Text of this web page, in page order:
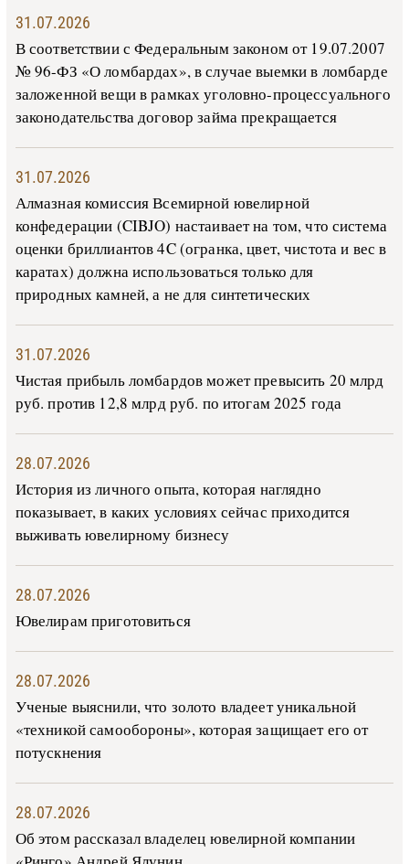
31.07.2026
В со­о­т­вет­ствии с Фе­де­раль­ным за­ко­ном от 19.07.2007
№ 96-ФЗ «О ло­м­бар­дах», в слу­чае вы­е­м­ки в ло­м­бар­де
за­ло­жен­ной ве­щи в ра­м­ках уго­ло­в­но-­про­цес­су­аль­но­го
за­ко­но­да­тель­ства до­го­вор зай­ма пре­кра­ща­ет­ся
31.07.2026
Алмазная комиссия Всемирной ювелирной
конфедерации (CIBJO) настаивает на том, что система
оценки бриллиантов 4C (огранка, цвет, чистота и вес в
каратах) должна использоваться только для
природных камней, а не для синтетических
31.07.2026
Чистая прибыль ломбардов может превысить 20 млрд
руб. против 12,8 млрд руб. по итогам 2025 года
28.07.2026
История из личного опыта, которая наглядно
показывает, в каких условиях сейчас приходится
выживать ювелирному бизнесу
28.07.2026
Ювелирам приготовиться
28.07.2026
Ученые выяснили, что золото владеет уникальной
«техникой самообороны», которая защищает его от
потускнения
28.07.2026
Об этом рассказал владелец ювелирной компании